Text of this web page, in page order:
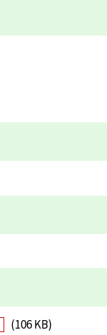
(106 KB)